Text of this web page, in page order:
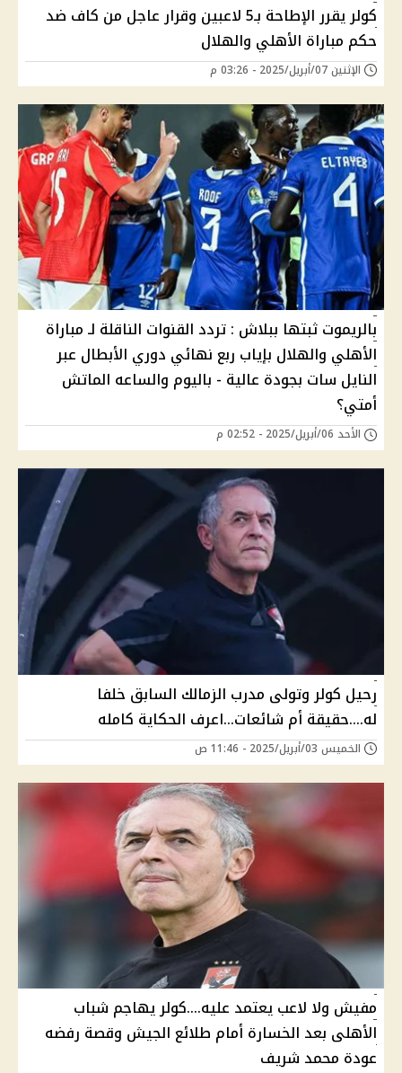
كولر يقرر الإطاحة بـ5 لاعبين وقرار عاجل من كاف ضد
حكم مباراة الأهلي والهلال
الإثنين 07/أبريل/2025 - 03:26 م
بالريموت ثبتها ببلاش : تردد القنوات الناقلة لـ مباراة
الأهلي والهلال بإياب ربع نهائي دوري الأبطال عبر
النايل سات بجودة عالية - باليوم والساعه الماتش
أمتي؟
الأحد 06/أبريل/2025 - 02:52 م
رحيل كولر وتولى مدرب الزمالك السابق خلفا
له....حقيقة أم شائعات...اعرف الحكاية كامله
الخميس 03/أبريل/2025 - 11:46 ص
مفيش ولا لاعب يعتمد عليه....كولر يهاجم شباب
الأهلى بعد الخسارة أمام طلائع الجيش وقصة رفضه
عودة محمد شريف